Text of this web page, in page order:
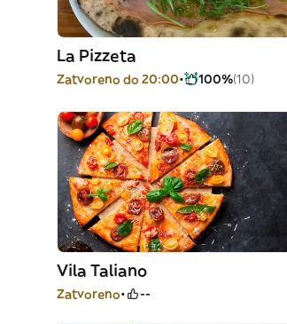
La Pizzeta
Zatvoreno do 20:00 100%(10)
Vila Taliano
Zatvoreno --